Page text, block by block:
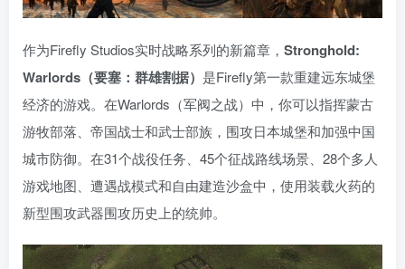
作为Firefly Studios实时战略系列的新篇章， Stronghold:
Warlords（要塞：群雄割据） 是Firefly第一款重建远东城堡
经济的游戏。在Warlords（军阀之战）中，你可以指挥蒙古
游牧部落、帝国战士和武士部族，围攻日本城堡和加强中国
城市防御。在31个战役任务、45个征战路线场景、28个多人
游戏地图、遭遇战模式和自由建造沙盒中，使用装载火药的
新型围攻武器围攻历史上的统帅。